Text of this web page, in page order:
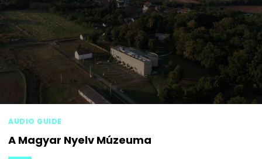
AUDIO GUIDE
A Magyar Nyelv Múzeuma